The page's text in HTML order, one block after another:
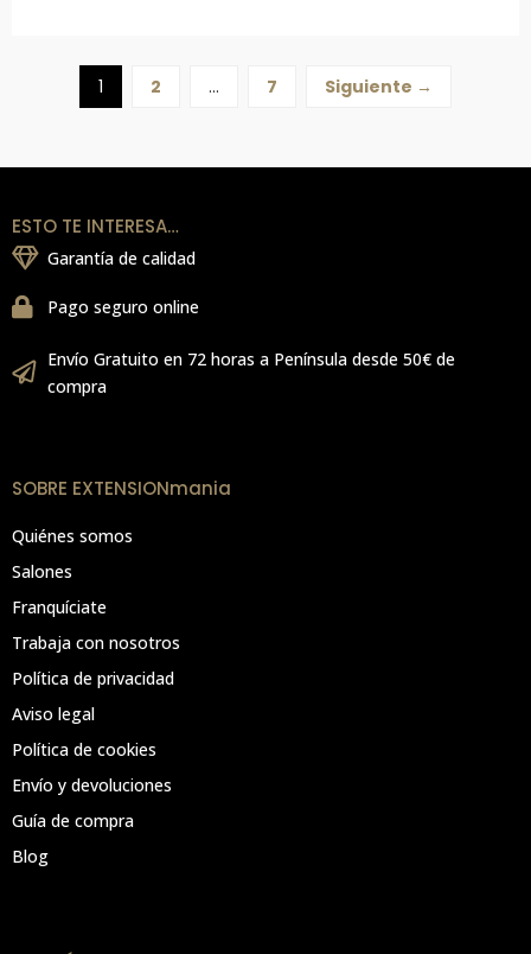
1 2 … 7 Siguiente →
ESTO TE INTERESA…
Garantía de calidad
Pago seguro online
Envío Gratuito en 72 horas a Península desde 50€ de
compra
SOBRE EXTENSIONmania
Quiénes somos
Salones
Franquíciate
Trabaja con nosotros
Política de privacidad
Aviso legal
Política de cookies
Envío y devoluciones
Guía de compra
Blog